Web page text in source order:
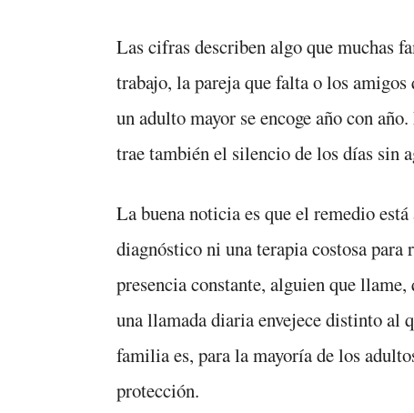
Las cifras describen algo que muchas
trabajo, la pareja que falta o los
un adulto mayor se encoge año con
trae también el silencio de los días sin
La buena noticia es que el remedio
diagnóstico ni una terapia costosa
presencia constante, alguien que
una llamada diaria envejece distinto al
familia es, para la mayoría de los
protección.